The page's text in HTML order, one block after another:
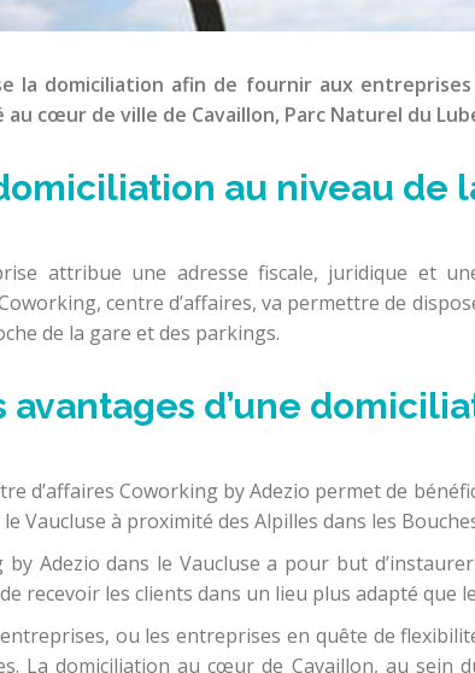
la domiciliation afin de fournir aux
cœur de ville de Cavaillon, Parc Naturel du
au niveau de
attribue une adresse fiscale, juridique et
centre d’affaires, va permettre de
de la gare et des parkings.
d’une
d’affaires Coworking by Adezio permet de
Vaucluse à proximité des Alpilles dans les
by Adezio dans le Vaucluse a pour but
recevoir les clients dans un lieu plus adapté que
ou les entreprises en quête de
La domiciliation au cœur de Cavaillon, au